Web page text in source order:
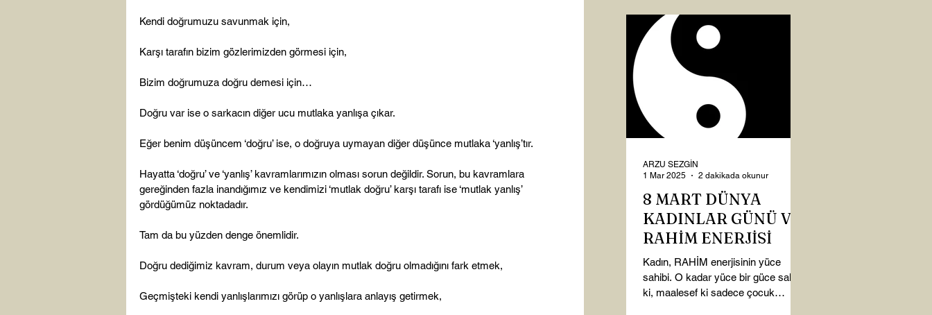
Kendi doğrumuzu savunmak için,
Karşı tarafın bizim gözlerimizden görmesi için,
Bizim doğrumuza doğru demesi için…
Doğru var ise o sarkacın diğer ucu mutlaka yanlışa çıkar.
Eğer benim düşüncem ‘doğru’ ise, o doğruya uymayan diğer düşünce mutlaka ‘yanlış’tır.
Hayatta ‘doğru’ ve ‘yanlış’ kavramlarımızın olması sorun değildir. Sorun, bu kavramlara
gereğinden fazla inandığımız ve kendimizi ‘mutlak doğru’ karşı tarafı ise ‘mutlak yanlış’
gördüğümüz noktadadır.
Tam da bu yüzden denge önemlidir.
Doğru dediğimiz kavram, durum veya olayın mutlak doğru olmadığını fark etmek,
Geçmişteki kendi yanlışlarımızı görüp o yanlışlara anlayış getirmek,
8 MART DÜNYA
KADINLAR GÜNÜ VE
RAHİM ENERJİSİ
Kadın, RAHİM enerjisinin yüce
sahibi. O kadar yüce bir güce sahip
ki, maalesef ki sadece çocuk
ARZU SEZGİN
1 Mar 2025
2 dakikada okunur